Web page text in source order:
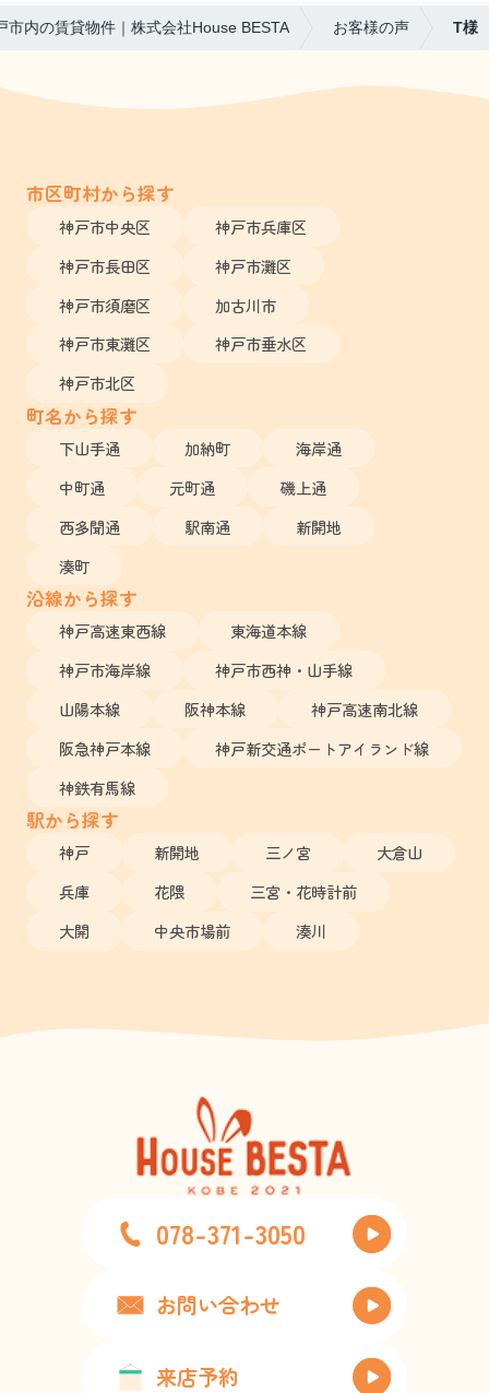
市内の賃貸物件｜株式会社House BESTA お客様の声 T様
市区町村から探す
神戸市中央区
神戸市兵庫区
神戸市長田区
神戸市灘区
神戸市須磨区
加古川市
神戸市東灘区
神戸市垂水区
神戸市北区
町名から探す
下山手通 加納町
海岸通
中町通
元町通
磯上通
西多聞通
駅南通
新開地
湊町
沿線から探す
神戸高速東西線
東海道本線
神戸市海岸線
神戸市西神・山手線
山陽本線
阪神本線
神戸高速南北線
阪急神戸本線
神戸新交通ポートアイランド線
神鉄有馬線
駅から探す
神戸 新開地 三ノ宮
大倉山
兵庫
花隈
三宮・花時計前
大開
中央市場前 湊川
078-371-3050
お問い合わせ
来店予約